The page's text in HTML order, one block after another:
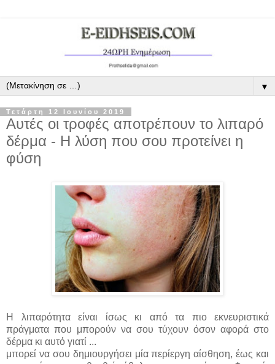
▼
Τετάρτη 12 Ιουνίου 2019
Αυτές οι τροφές αποτρέπουν το λιπαρό
δέρμα - Η λύση που σου προτείνει η
φύση
Η λιπαρότητα είναι ίσως κι από τα πιο εκνευριστικά
πράγματα που μπορούν να σου τύχουν όσον αφορά στο
δέρμα κι αυτό γιατί ...
μπορεί να σου δημιουργήσει μία περίεργη αίσθηση, έως και